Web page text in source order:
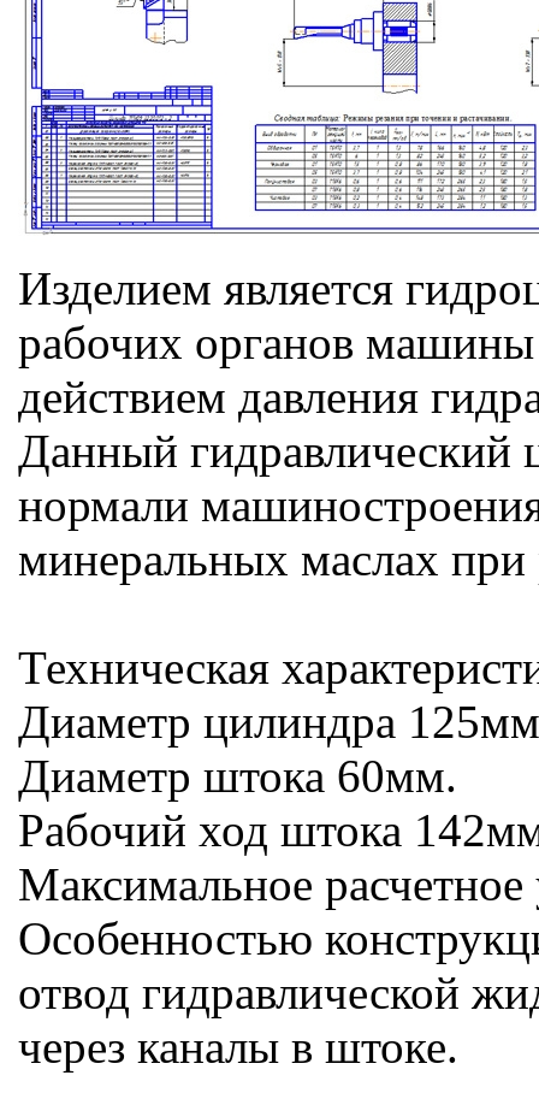
Изделием является
рабочих органов
действием давления
Данный гидравлический
нормали
минеральных маслах при
Техническая
Диаметр цилиндра
Диаметр штока 60мм.
Рабочий ход штока
Максимальное
Особенностью
отвод гидравлической
через каналы в штоке.